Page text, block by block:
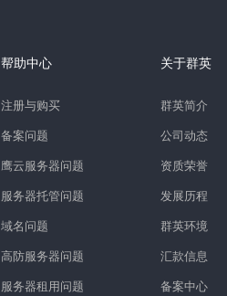
帮助中心
注册与购买
备案问题
鹰云服务器问题
服务器托管问题
域名问题
高防服务器问题
服务器租用问题
关于群英
群英简介
公司动态
资质荣誉
发展历程
群英环境
汇款信息
备案中心